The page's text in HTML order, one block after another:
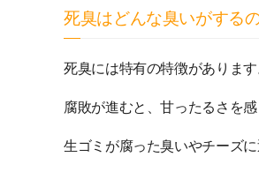
死臭はどんな臭いがする
死臭には特有の特徴があります
腐敗が進むと、甘ったるさを
生ゴミが腐った臭いやチーズ